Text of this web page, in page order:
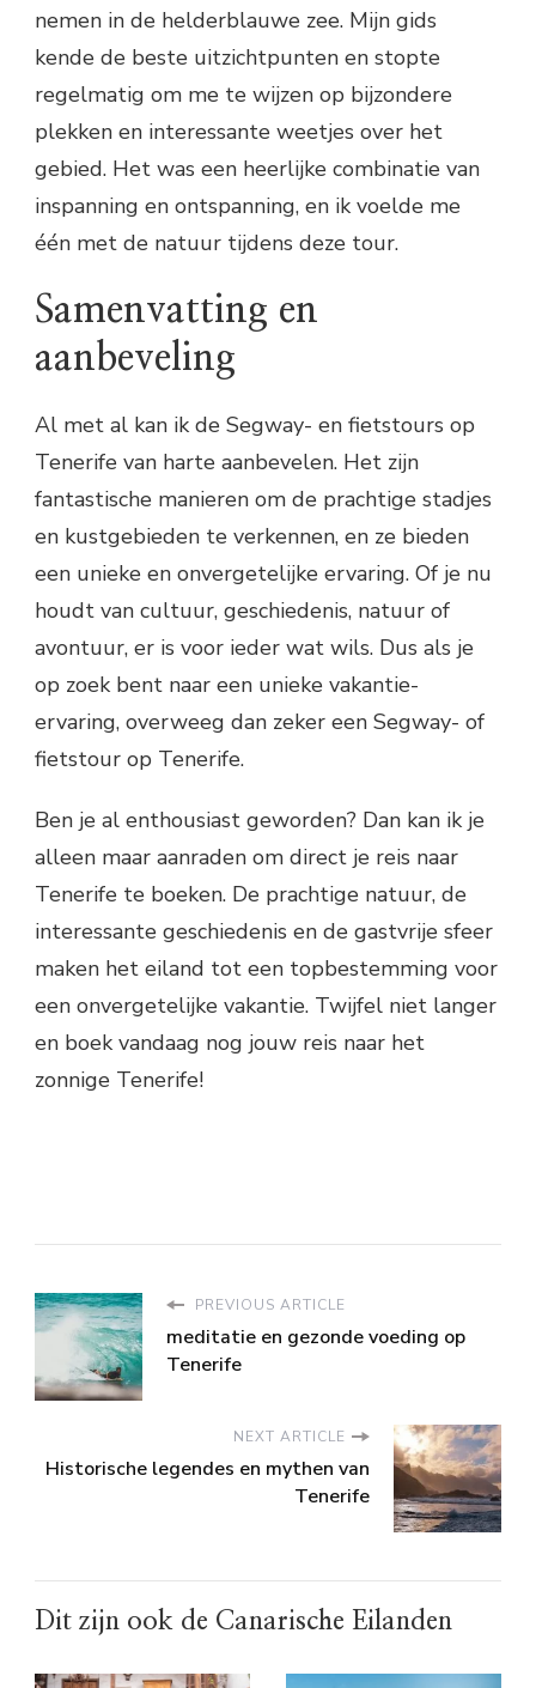
nemen in de helderblauwe zee. Mijn gids
kende de beste uitzichtpunten en stopte
regelmatig om me te wijzen op bijzondere
plekken en interessante weetjes over het
gebied. Het was een heerlijke combinatie van
inspanning en ontspanning, en ik voelde me
één met de natuur tijdens deze tour.
Samenvatting en
aanbeveling
Al met al kan ik de Segway- en fietstours op
Tenerife van harte aanbevelen. Het zijn
fantastische manieren om de prachtige stadjes
en kustgebieden te verkennen, en ze bieden
een unieke en onvergetelijke ervaring. Of je nu
houdt van cultuur, geschiedenis, natuur of
avontuur, er is voor ieder wat wils. Dus als je
op zoek bent naar een unieke vakantie-
ervaring, overweeg dan zeker een Segway- of
fietstour op Tenerife.
Ben je al enthousiast geworden? Dan kan ik je
alleen maar aanraden om direct je reis naar
Tenerife te boeken. De prachtige natuur, de
interessante geschiedenis en de gastvrije sfeer
maken het eiland tot een topbestemming voor
een onvergetelijke vakantie. Twijfel niet langer
en boek vandaag nog jouw reis naar het
zonnige Tenerife!
PREVIOUS ARTICLE
meditatie en gezonde voeding op
Tenerife
NEXT ARTICLE
Historische legendes en mythen van
Tenerife
Dit zijn ook de Canarische Eilanden